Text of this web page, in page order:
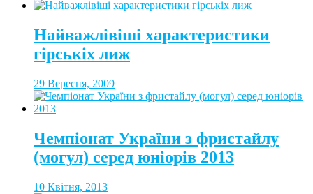
Найважлівіші характеристики
гірськіх лиж
29 Вересня, 2009
Чемпіонат України з фристайлу
(могул) серед юніорів 2013
10 Квітня, 2013